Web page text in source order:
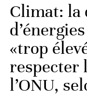
Climat: la
«trop
respecter
l’ONU,